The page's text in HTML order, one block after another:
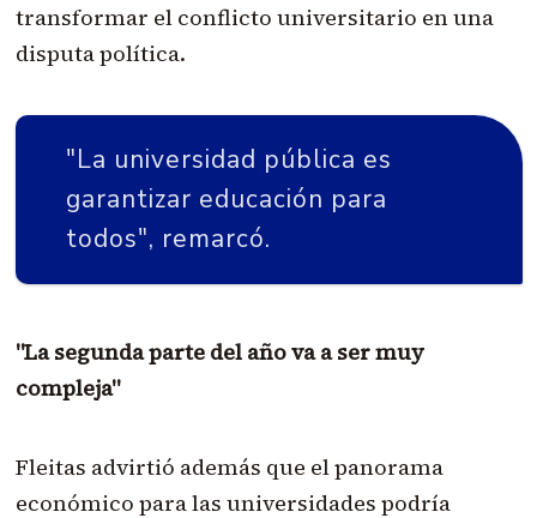
transformar el conflicto universitario en una
disputa política.
"La universidad pública es
garantizar educación para
todos", remarcó.
"La segunda parte del año va a ser muy
compleja"
Fleitas advirtió además que el panorama
económico para las universidades podría